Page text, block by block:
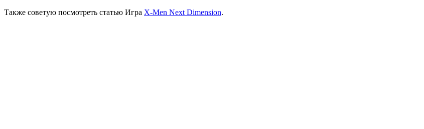
Также советую посмотреть статью Игра X-Men Next Dimension.